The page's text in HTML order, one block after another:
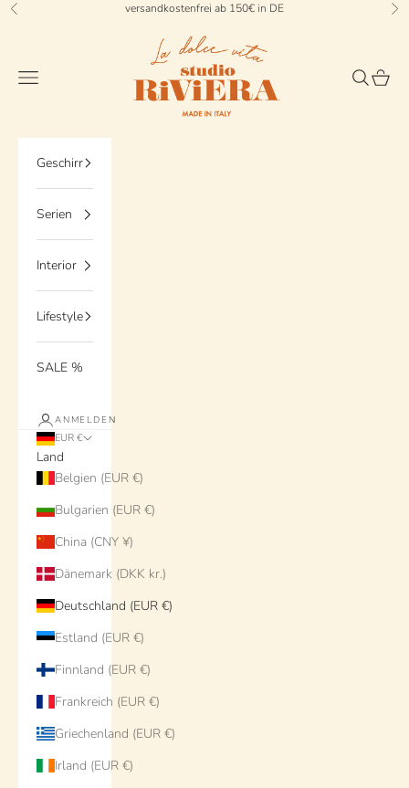
Zum Inhalt springen
Zurück versandkostenfrei ab 150€ in DE Vor
StudioRiviera
Menü Suchen
Geschirr
Serien
Interior
Lifestyle
SALE %
ANMELDEN
EUR €
Land
Belgien (EUR €)
Bulgarien (EUR €)
China (CNY ¥)
Dänemark (DKK kr.)
Deutschland (EUR €)
Estland (EUR €)
Finnland (EUR €)
Frankreich (EUR €)
Griechenland (EUR €)
Irland (EUR €)